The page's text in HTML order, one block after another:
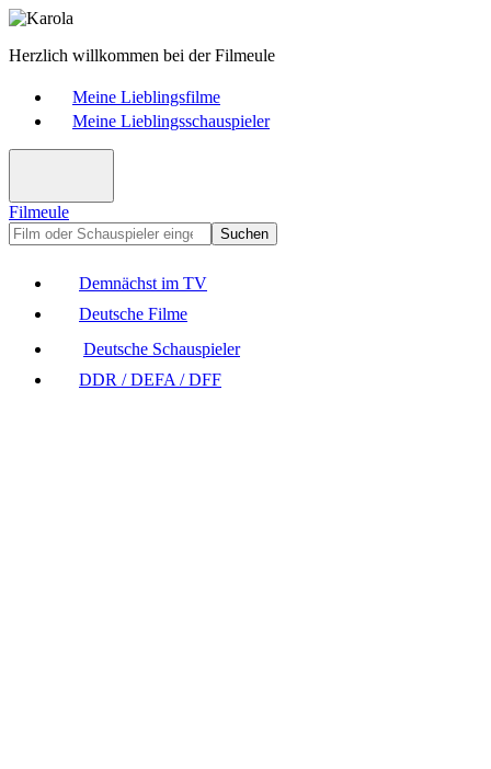
Herzlich willkommen bei der Filmeule
Meine Lieblingsfilme
Meine Lieblingsschauspieler
Filmeule
Suchen
Demnächst im TV
Deutsche Filme
Deutsche Schauspieler
DDR / DEFA / DFF